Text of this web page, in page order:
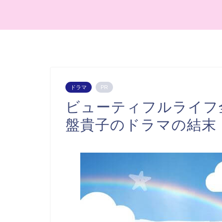
ドラマ PR
ビューティフルライ
盤貴子のドラマの結末